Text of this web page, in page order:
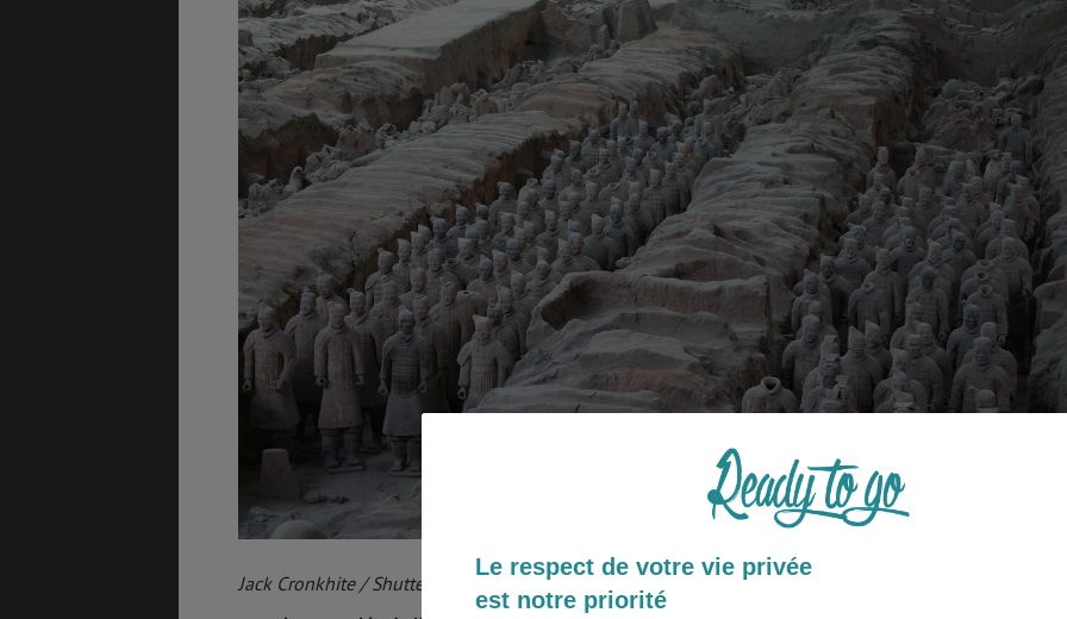
Jack Cronkhite / Shutterstock.com
Le respect de votre vie privée
est notre priorité